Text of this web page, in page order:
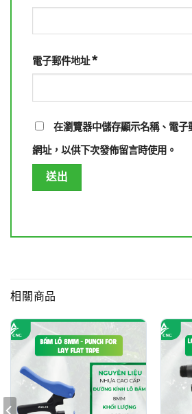
電子郵件地址*
在瀏覽器中儲存顯示名稱、電子
網址，以供下次發佈留言時使用。
相關商品